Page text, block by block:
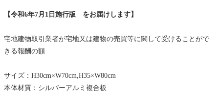
【令和6年7月1日施行版 をお届けします】
宅地建物取引業者が宅地又は建物の売買等に関して受けることがで
きる報酬の額
サイズ：H30cm×W70cm,H35×W80cm
本体材質：シルバーアルミ複合板